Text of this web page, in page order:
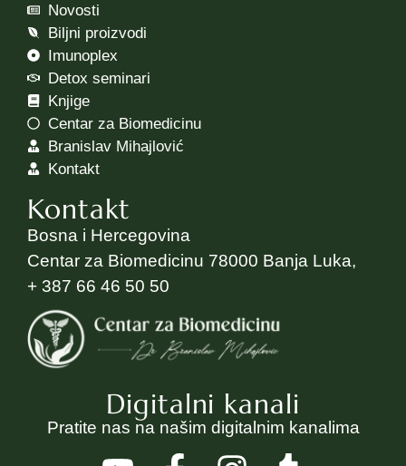
Novosti
Biljni proizvodi
Imunoplex
Detox seminari
Knjige
Centar za Biomedicinu
Branislav Mihajlović
Kontakt
Kontakt
Bosna i Hercegovina
Centar za Biomedicinu 78000 Banja Luka,
+ 387 66 46 50 50
Digitalni kanali
Pratite nas na našim digitalnim kanalima